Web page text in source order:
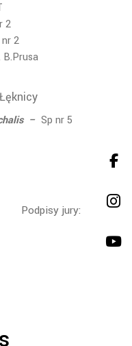
2
2
– Sp nr 5
Podpisy jury: